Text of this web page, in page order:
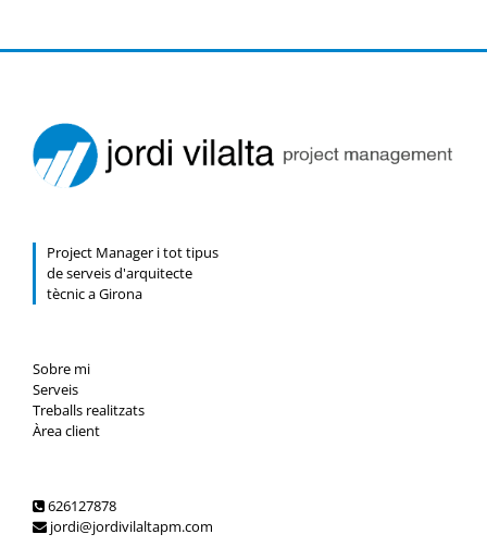
consequat
urna.
Project Manager i tot tipus
de serveis d'arquitecte
tècnic a Girona
Sobre mi
Serveis
Treballs realitzats
Àrea client
626127878
jordi@jordivilaltapm.com